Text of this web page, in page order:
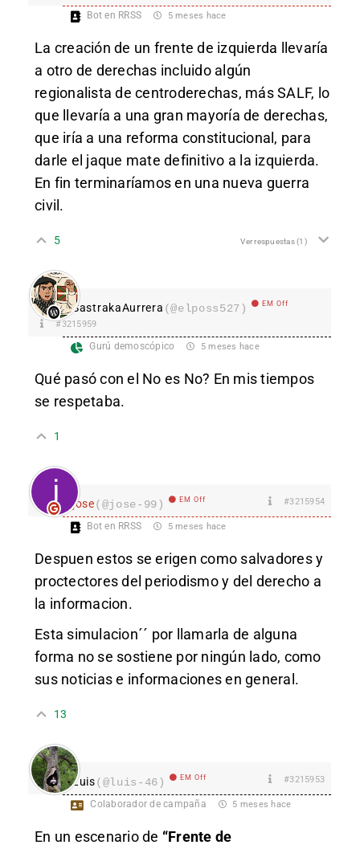
Bot en RRSS 5 meses hace
La creación de un frente de izquierda llevaría
a otro de derechas incluido algún
regionalista de centroderechas, más SALF, lo
que llevaría a una gran mayoría de derechas,
que iría a una reforma constitucional, para
darle el jaque mate definitivo a la izquierda.
En fin terminaríamos en una nueva guerra
civil.
5 Ver respuestas(1)
SastrakaAurrera (@elposs527) EM Off
#3215959
Gurú demoscópico 5 meses hace
Qué pasó con el No es No? En mis tiempos
se respetaba.
1
jose(@jose-99) EM Off #3215954
Bot en RRSS 5 meses hace
Despuen estos se erigen como salvadores y
proctectores del periodismo y del derecho a
la informacion.
Esta simulacion´´ por llamarla de alguna
forma no se sostiene por ningún lado, como
sus noticias e informaciones en general.
13
Luis(@luis-46) EM Off #3215953
Colaborador de campaña 5 meses hace
En un escenario de “Frente de